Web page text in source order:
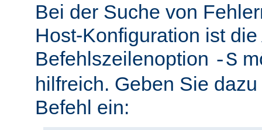
Bei der Suche von
Host-Konfiguration ist
Befehlszeilenoption -S
hilfreich. Geben Sie
Befehl ein: